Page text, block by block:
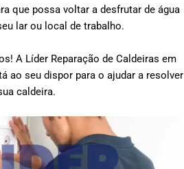
que possa voltar a desfrutar de água
lar ou local de trabalho.
A Líder Reparação de Caldeiras em
ao seu dispor para o ajudar a resolver
caldeira.